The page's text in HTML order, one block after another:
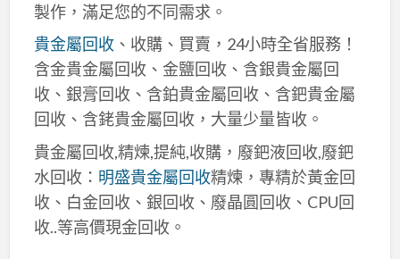
製作，滿足您的不同需求。
貴金屬回收、收購、買賣，24小時全省服務！
含金貴金屬回收、金鹽回收、含銀貴金屬回
收、銀膏回收、含鉑貴金屬回收、含鈀貴金屬
回收、含銠貴金屬回收，大量少量皆收。
貴金屬回收,精煉,提純,收購，廢鈀液回收,廢鈀
水回收： 明盛貴金屬回收精煉，專精於黃金回
收、白金回收、銀回收、廢晶圓回收、CPU回
收..等高價現金回收。